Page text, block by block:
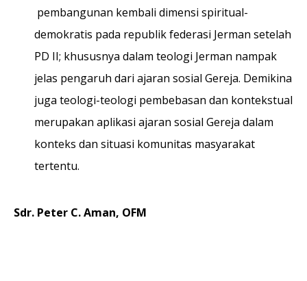
pembangunan kembali dimensi spiritual-
demokratis pada republik federasi Jerman setelah
PD II; khususnya dalam teologi Jerman nampak
jelas pengaruh dari ajaran sosial Gereja. Demikina
juga teologi-teologi pembebasan dan kontekstual
merupakan aplikasi ajaran sosial Gereja dalam
konteks dan situasi komunitas masyarakat
tertentu.
Sdr. Peter C. Aman, OFM